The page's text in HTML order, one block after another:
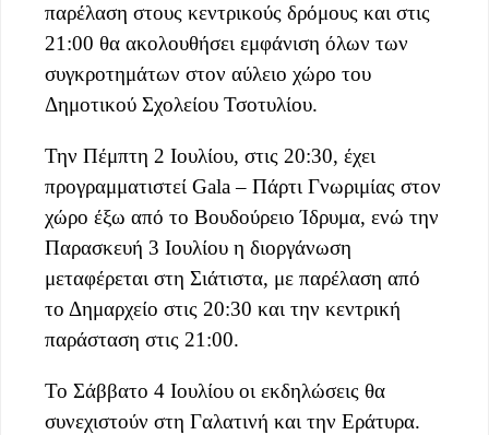
παρέλαση στους κεντρικούς δρόμους και στις
21:00 θα ακολουθήσει εμφάνιση όλων των
συγκροτημάτων στον αύλειο χώρο του
Δημοτικού Σχολείου Τσοτυλίου.
Την Πέμπτη 2 Ιουλίου, στις 20:30, έχει
προγραμματιστεί Gala – Πάρτι Γνωριμίας στον
χώρο έξω από το Βουδούρειο Ίδρυμα, ενώ την
Παρασκευή 3 Ιουλίου η διοργάνωση
μεταφέρεται στη Σιάτιστα, με παρέλαση από
το Δημαρχείο στις 20:30 και την κεντρική
παράσταση στις 21:00.
Το Σάββατο 4 Ιουλίου οι εκδηλώσεις θα
συνεχιστούν στη Γαλατινή και την Εράτυρα.